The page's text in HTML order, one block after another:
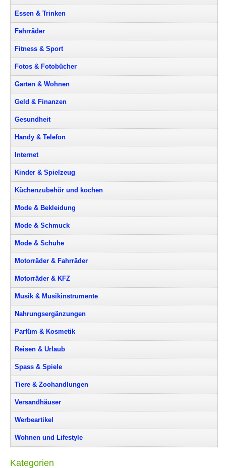
Essen & Trinken
Fahrräder
Fitness & Sport
Fotos & Fotobücher
Garten & Wohnen
Geld & Finanzen
Gesundheit
Handy & Telefon
Internet
Kinder & Spielzeug
Küchenzubehör und kochen
Mode & Bekleidung
Mode & Schmuck
Mode & Schuhe
Motorräder & Fahrräder
Motorräder & KFZ
Musik & Musikinstrumente
Nahrungsergänzungen
Parfüm & Kosmetik
Reisen & Urlaub
Spass & Spiele
Tiere & Zoohandlungen
Versandhäuser
Werbeartikel
Wohnen und Lifestyle
Kategorien